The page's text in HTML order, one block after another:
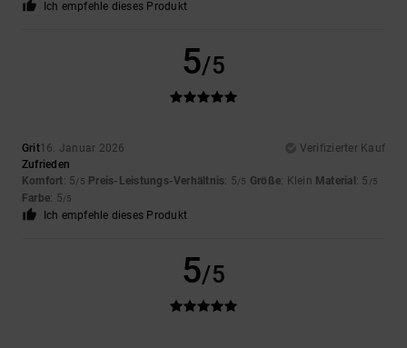
Ich empfehle dieses Produkt
5/5
Grit16. Januar 2026
Verifizierter Kauf
Zufrieden
Komfort: 5/5 Preis-Leistungs-Verhältnis: 5/5 Größe: Klein Material : 5 /5
Farbe: 5/5
Ich empfehle dieses Produkt
5/5